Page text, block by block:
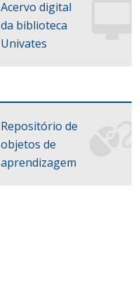
Acervo digital
da biblioteca
Univates
Repositório de
objetos de
aprendizagem